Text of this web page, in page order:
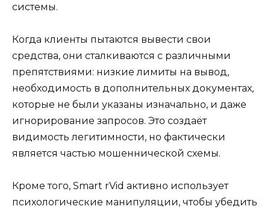
системы.
Когда клиенты пытаются вывести свои
средства, они сталкиваются с различными
препятствиями: низкие лимиты на вывод,
необходимость в дополнительных документах,
которые не были указаны изначально, и даже
игнорирование запросов. Это создаёт
видимость легитимности, но фактически
является частью мошеннической схемы.
Кроме того, Smart rVid активно использует
психологические манипуляции, чтобы убедить